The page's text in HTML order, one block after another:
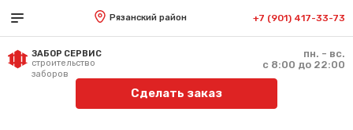
Рязанский район +7 (901) 417-33-73
ЗАБОР СЕРВИС
строительство
заборов
пн. - вс.
с 8:00 до 22:00
Сделать заказ